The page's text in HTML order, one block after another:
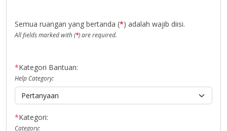
Semua ruangan yang bertanda (*) adalah wajib diisi.
All fields marked with (*) are required.
*Kategori Bantuan:
Help Category:
*Kategori:
Category: